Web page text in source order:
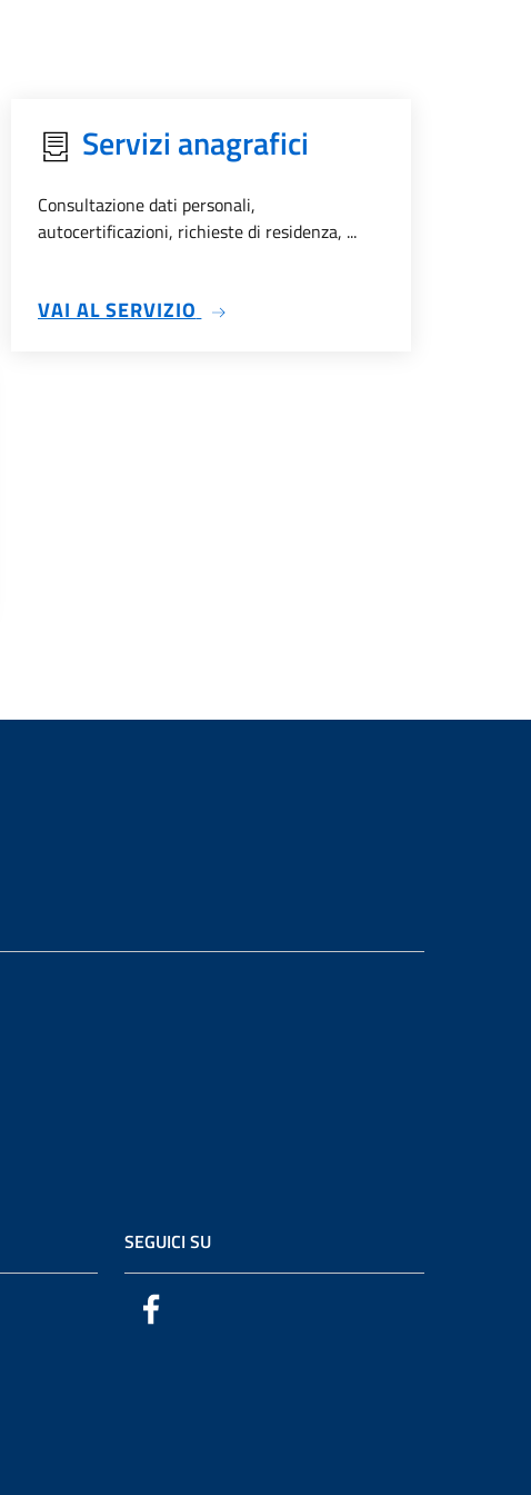
Servizi anagrafici
Consultazione dati personali,
autocertificazioni, richieste di residenza, ...
VAI AL SERVIZIO SU SERVIZI ANAGRAFICI
SEGUICI SU